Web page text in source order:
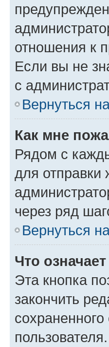
отношения к
Если вы не
с
Вернуться
Как мне
Рядом с
для
через ряд
Вернуться
Что
Эта кнопка
закончить
пользователя.